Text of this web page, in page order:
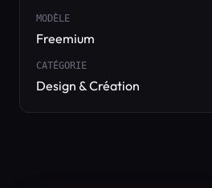
MODÈLE
Freemium
CATÉGORIE
Design & Création